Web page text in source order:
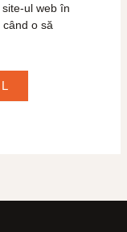
ul web în
o să